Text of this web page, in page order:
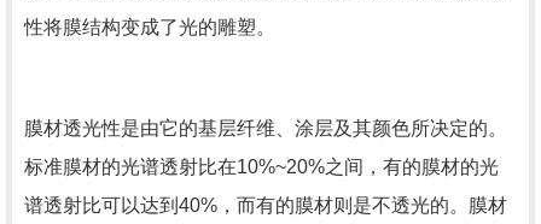
性将膜结构变成了光的雕塑。
膜材透光性是由它的基层纤维、涂层及其颜色所决定的。
标准膜材的光谱透射比在10%~20%之间，有的膜材的光
谱透射比可以达到40%，而有的膜材则是不透光的。膜材